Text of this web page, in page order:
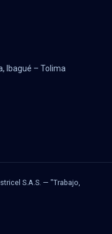
Ibagué – Tolima
S.A.S. — "Trabajo,